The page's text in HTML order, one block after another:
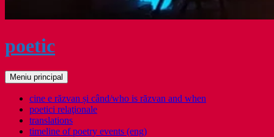
poetic
Caută
Meniu principal
cine e răzvan și când/who is răzvan and when
poetici relaţionale
translations
timeline of poetry events (eng)